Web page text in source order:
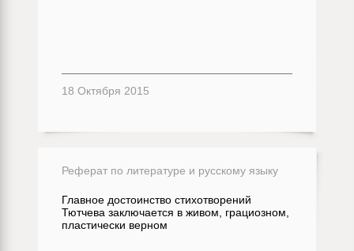
18 Октября 2015
Реферат по литературе и русскому языку
Главное достоинство стихотворений
Тютчева заключается в живом, грациозном,
пластически верном